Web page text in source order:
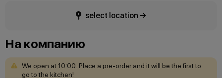
select location →
На компанию
We open at10:00. Place a pre-order and itwill be the firstto
go to the kitchen!